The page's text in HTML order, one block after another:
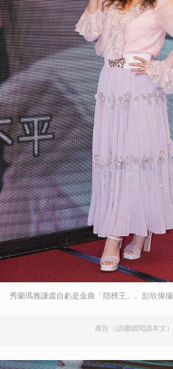
秀蘭瑪雅謙虛自虧是金曲「陪榜王」。彭欣偉攝
廣告（請繼續閱讀本文）